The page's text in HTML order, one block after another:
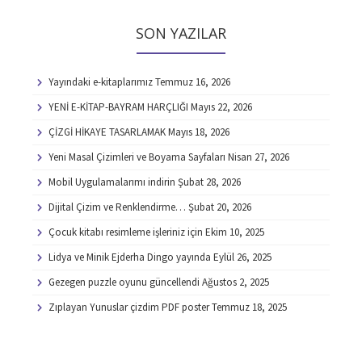
SON YAZILAR
Yayındaki e-kitaplarımızTemmuz 16, 2026
YENİ E-KİTAP-BAYRAM HARÇLIĞI Mayıs 22, 2026
ÇİZGİ HİKAYE TASARLAMAKMayıs 18, 2026
Yeni Masal Çizimleri ve Boyama Sayfaları Nisan 27, 2026
Mobil Uygulamalarımı indirin Şubat 28, 2026
Dijital Çizim ve Renklendirme… Şubat 20, 2026
Çocuk kitabı resimleme işleriniz için Ekim 10, 2025
Lidya ve Minik Ejderha Dingo yayında Eylül 26, 2025
Gezegen puzzle oyunu güncellendi Ağustos 2, 2025
Zıplayan Yunuslar çizdim PDF posterTemmuz 18, 2025